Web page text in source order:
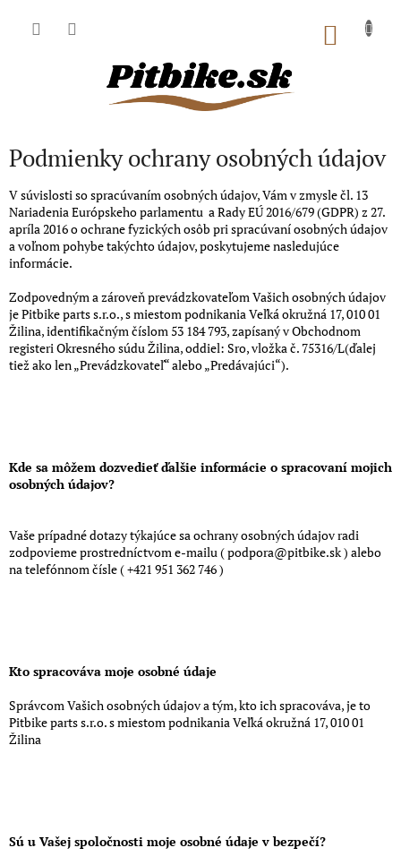
Podmienky ochrany osobných údajov
V súvislosti so spracúvaním osobných údajov, Vám v zmysle čl. 13
Nariadenia Európskeho parlamentu a Rady EÚ 2016/679 (GDPR) z 27.
apríla 2016 o ochrane fyzických osôb pri spracúvaní osobných údajov
a voľnom pohybe takýchto údajov, poskytujeme nasledujúce
informácie.
Zodpovedným a zároveň prevádzkovateľom Vašich osobných údajov
je Pitbike parts s.r.o., s miestom podnikania Veľká okružná 17, 010 01
Žilina, identifikačným číslom 53 184 793, zapísaný vObchodnom
registeri Okresného súdu Žilina, oddiel: Sro, vložka č. 75316/L(ďalej
tiež ako len „Prevádzkovateľ“ alebo „Predávajúci“).
Kde sa môžem dozvedieť ďalšie informácie o spracovaní mojich
osobných údajov?
Vaše prípadné dotazy týkajúce sa ochrany osobných údajov radi
zodpovieme prostredníctvom e-mailu ( podpora@pitbike.sk ) alebo
na telefónnom čísle ( +421 951 362 746 )
Kto spracováva moje osobné údaje
Správcom Vašich osobných údajov a tým, kto ich spracováva, je to
Pitbike parts s.r.o. s miestom podnikania Veľká okružná 17, 010 01
Žilina
Sú u Vašej spoločnosti moje osobné údaje v bezpečí?